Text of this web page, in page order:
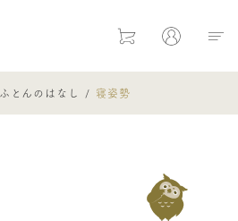
とんのはなし 寝姿勢